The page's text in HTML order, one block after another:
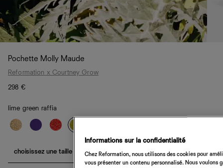
Pochette Molly Maude
Reformation x Courtney Grow
298 €
lime green raffia
choisissez une taille
Informations sur la confidentialité
Chez Reformation, nous utilisons des cookies pour
vous présenter un contenu personnalisé. Nous